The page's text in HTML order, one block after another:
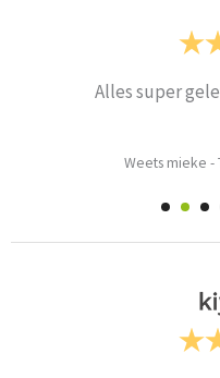
Alles super
Weets mieke -